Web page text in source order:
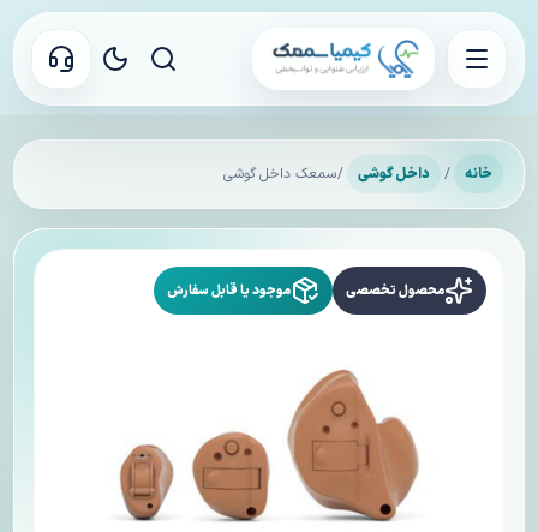
خانه / داخل گوشی / سمعک داخل گوشی
محصول تخصصی موجود یا قابل سفارش